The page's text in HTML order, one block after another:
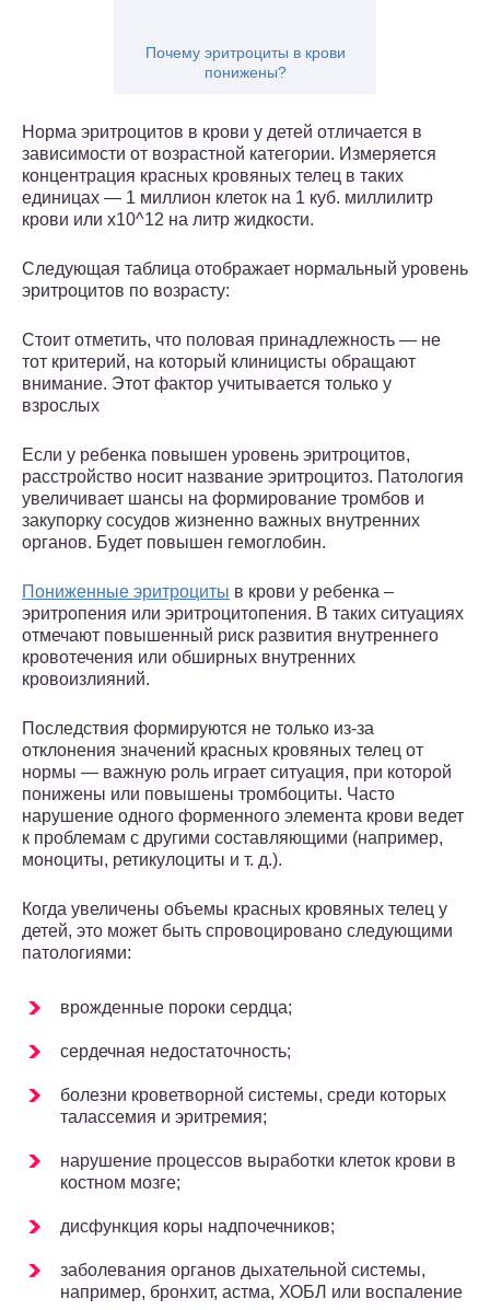
Почему эритроциты в крови
понижены?
Норма эритроцитов в крови у детей отличается в
зависимости от возрастной категории. Измеряется
концентрация красных кровяных телец в таких
единицах — 1 миллион клеток на 1 куб. миллилитр
крови или х10^12 на литр жидкости.
Следующая таблица отображает нормальный уровень
эритроцитов по возрасту:
Стоит отметить, что половая принадлежность — не
тот критерий, на который клиницисты обращают
внимание. Этот фактор учитывается только у
взрослых
Если у ребенка повышен уровень эритроцитов,
расстройство носит название эритроцитоз. Патология
увеличивает шансы на формирование тромбов и
закупорку сосудов жизненно важных внутренних
органов. Будет повышен гемоглобин.
Пониженные эритроциты в крови у ребенка –
эритропения или эритроцитопения. В таких ситуациях
отмечают повышенный риск развития внутреннего
кровотечения или обширных внутренних
кровоизлияний.
Последствия формируются не только из-за
отклонения значений красных кровяных телец от
нормы — важную роль играет ситуация, при которой
понижены или повышены тромбоциты. Часто
нарушение одного форменного элемента крови ведет
к проблемам с другими составляющими (например,
моноциты, ретикулоциты и т. д.).
Когда увеличены объемы красных кровяных телец у
детей, это может быть спровоцировано следующими
патологиями:
врожденные пороки сердца;
сердечная недостаточность;
болезни кроветворной системы, среди которых
талассемия и эритремия;
нарушение процессов выработки клеток крови в
костном мозге;
дисфункция коры надпочечников;
заболевания органов дыхательной системы,
например, бронхит, астма, ХОБЛ или воспаление